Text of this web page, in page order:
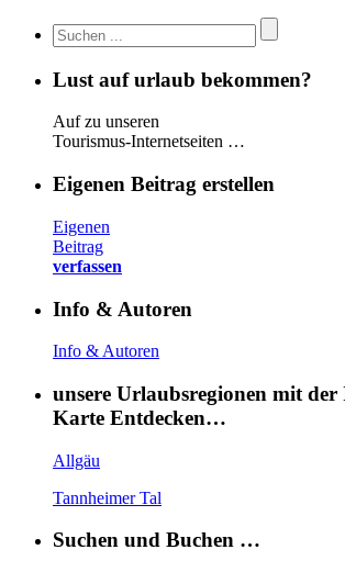
Lust auf urlaub bekommen?
Auf zu unseren
Tourismus-Internetseiten …
Eigenen Beitrag erstellen
Eigenen
Beitrag
verfassen
Info & Autoren
Info & Autoren
unsere Urlaubsregionen mit
Karte Entdecken…
Allgäu
Tannheimer Tal
Suchen und Buchen …